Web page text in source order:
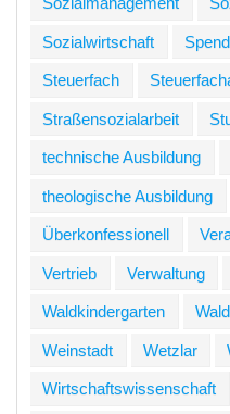
Sozialwirtschaft
Steuerfach
Straßensozialarbeit
technische Ausbildung
theologische Ausbildung
Überkonfessionell
Vertrieb Verwaltung
Waldkindergarten
Weinstadt Wetzlar
Wirtschaftswissenschaft